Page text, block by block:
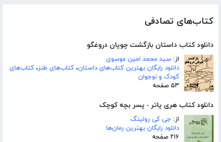
کتاب‌های تصادفی
دانلود کتاب داستان بازگشت چوپان دروغگو
از: سید محمد امین موسوی
دانلود رایگان بهترین کتاب‌های داستان، کتاب‌های طنز، کتاب‌های
کودک و نوجوان
۵۳ صفحه
دانلود کتاب هری پاتر - پسر بچه کوچک
از: جی کی رولینگ
دانلود رایگان بهترین رمان‌ها
۲۱۶ صفحه